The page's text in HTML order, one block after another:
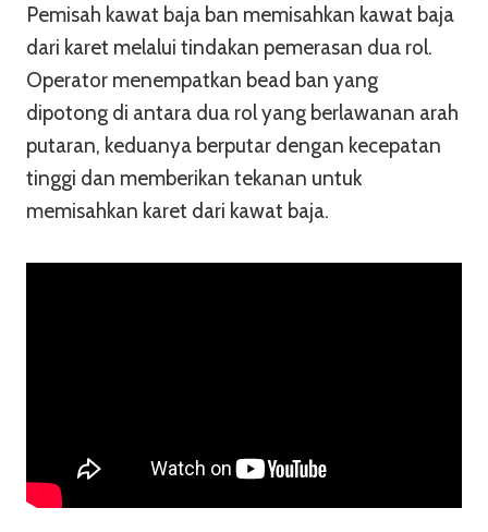
Pemisah kawat baja ban memisahkan kawat baja
dari karet melalui tindakan pemerasan dua rol.
Operator menempatkan bead ban yang
dipotong di antara dua rol yang berlawanan arah
putaran, keduanya berputar dengan kecepatan
tinggi dan memberikan tekanan untuk
memisahkan karet dari kawat baja.